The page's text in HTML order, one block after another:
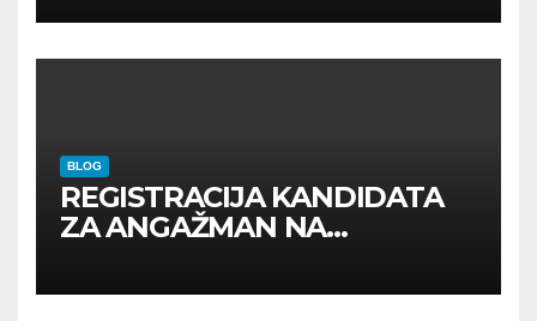
BLOG
REGISTRACIJA KANDIDATA
ZA ANGAŽMAN NA